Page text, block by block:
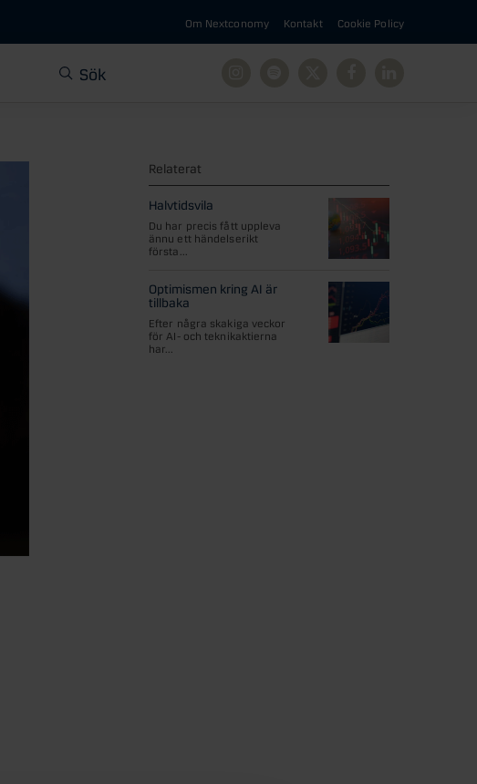
Om Nextconomy Kontakt Cookie Policy
Sök
Relaterat
Halvtidsvila
Du har precis fått uppleva
ännu ett händelserikt
första...
Optimismen kring AI är
tillbaka
Efter några skakiga veckor
för AI- och teknikaktierna
har...